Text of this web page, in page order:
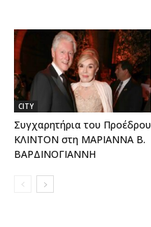
CITY
Συγχαρητήρια του Προέδρου
ΚΛΙΝΤΟΝ στη ΜΑΡΙΑΝΝΑ Β.
ΒΑΡΔΙΝΟΓΙΑΝΝΗ